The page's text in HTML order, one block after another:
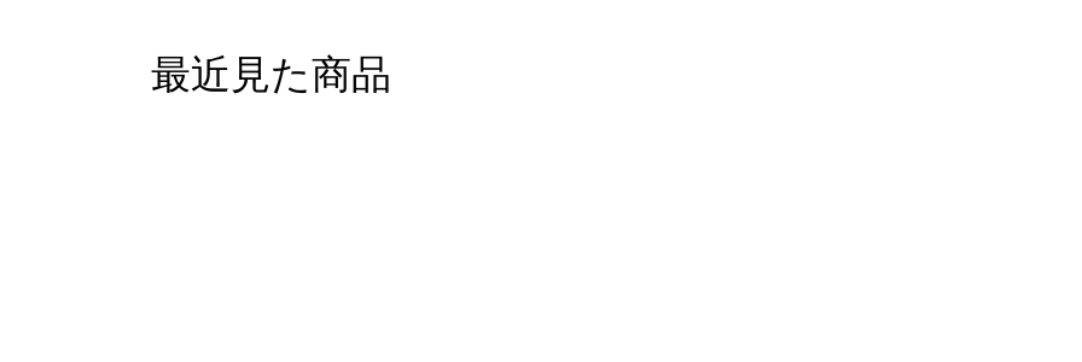
最近見た商品